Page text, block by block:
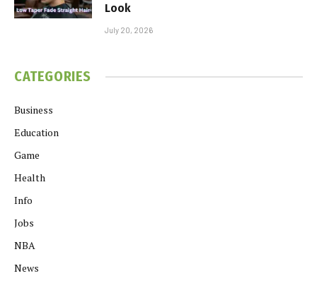
Look
July 20, 2026
CATEGORIES
Business
Education
Game
Health
Info
Jobs
NBA
News